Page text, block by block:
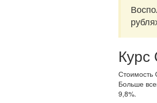
Стоимость
Больше
9,8%.